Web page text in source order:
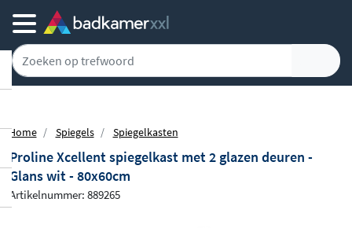
Home Spiegels Spiegelkasten
Proline Xcellent spiegelkast met 2 glazen deuren -
Glans wit - 80x60cm
Artikelnummer: 889265